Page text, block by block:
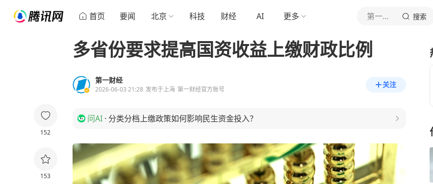
首页 要闻 北京 科技 财经 AI 更多 第一财经 搜索
152
153
多省份要求提高国资收益上缴财政比例
第一财经
2026-06-03 21:28 发布于上海 第一财经官方账号
关注
问AI · 分类分档上缴政策如何影响民生资金投入？